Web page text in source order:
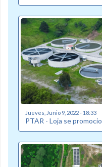
Jueves, Junio 9, 2022 - 18:33
PTAR - Loja se